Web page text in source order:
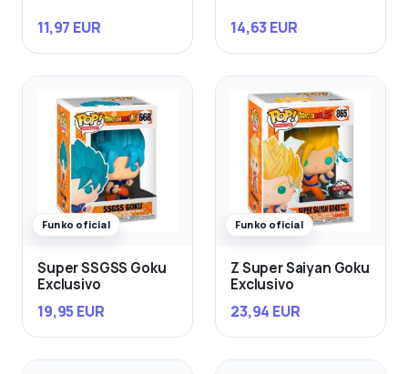
11,97 EUR 14,63 EUR
Funko oficial
Super SSGSS Goku
Exclusivo
19,95 EUR
Funko oficial
Z Super Saiyan Goku
Exclusivo
23,94 EUR